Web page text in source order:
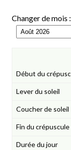
Changer de mois :